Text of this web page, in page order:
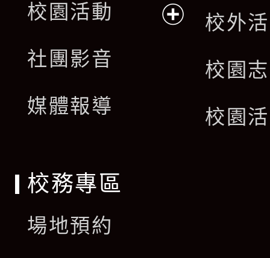
開
校園活動
社團影音
媒體報導
校外
校園
校園
校務專區
場地預約